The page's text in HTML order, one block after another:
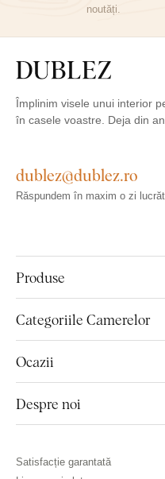
noutăți.
Împlinim visele unui interior
în casele voastre. Deja din
Produse
Categoriile Camerelor
Ocazii
Despre noi
dublez@dublez.ro
Răspundem în maxim o zi
Satisfacție garantată